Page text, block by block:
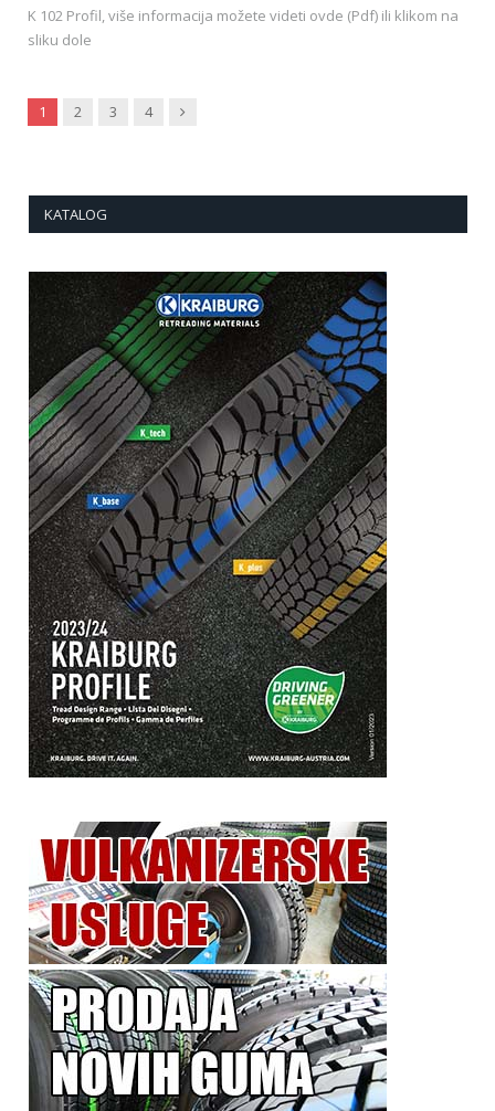
K 102 Profil, više informacija možete videti ovde (Pdf) ili klikom na
sliku dole
1 2 3 4 Next
KATALOG